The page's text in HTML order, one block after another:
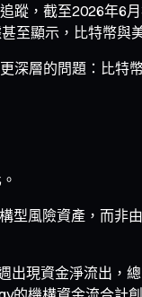
，截至2026年
至顯示，比特幣與
層的問題：比特
風險資產，而
現資金淨流出